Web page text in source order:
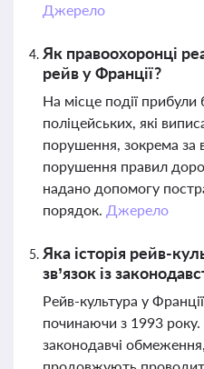
Джерело
Як правоохоронці
рейв у Франції?
На місце події прибули
поліцейських, які
порушення, зокрема за
порушення правил
надано допомогу
порядок. Джерело
Яка історія рейв-
зв’язок із
Рейв-культура у
починаючи з 1993
законодавчі